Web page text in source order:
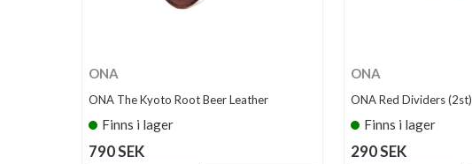
ONA
ONA The Kyoto Root Beer Leather
Finns i lager
790 SEK
ONA
ONA Red Dividers (2st)
Finns i lager
290 SEK